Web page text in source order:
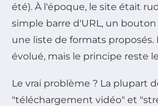
été). À l'époque, le site était
simple barre d'URL, un bouton
une liste de formats proposés.
évolué, mais le principe reste
Le vrai problème ? La plupart
"téléchargement vidéo" et